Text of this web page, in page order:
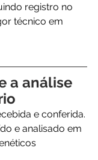
registro no
técnico em
a análise
e conferida.
e analisado em